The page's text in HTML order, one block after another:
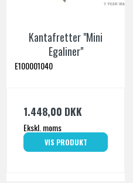
Kantafretter "Mini
Egaliner"
E100001040
1.448,00 DKK
Ekskl. moms
VIS PRODUKT